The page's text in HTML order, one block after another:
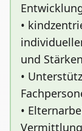
•
und
•
•